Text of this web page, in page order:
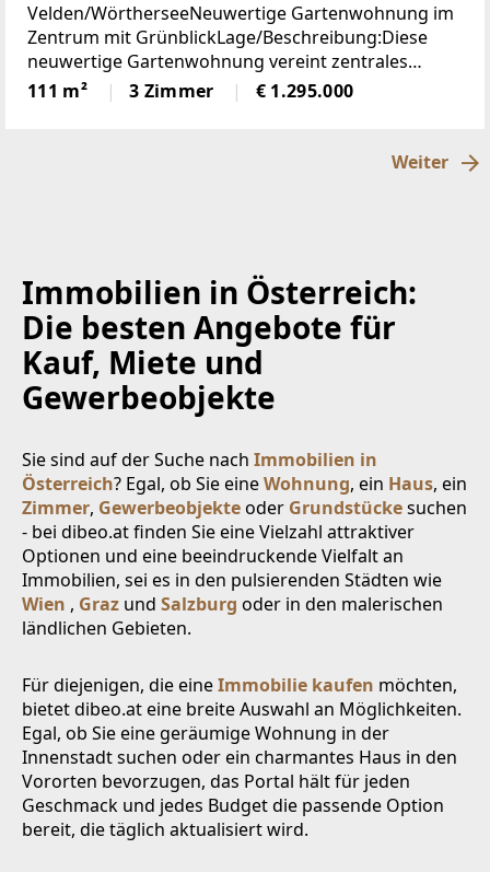
Velden/WörtherseeNeuwertige Gartenwohnung im
Zentrum mit GrünblickLage/Beschreibung:Diese
neuwertige Gartenwohnung vereint zentrales
Wohnen mit einer außergewöhnlich ruhigen Lage
im Herzen von Velden am Wörthersee. Sämtliche
111 m² 3 Zimmer € 1.295.000
Weiter
Immobilien in Österreich:
Die besten Angebote für
Kauf, Miete und
Gewerbeobjekte
Sie sind auf der Suche nach Immobilien in
Österreich? Egal, ob Sie eineWohnung, ein Haus, ein
Zimmer, Gewerbeobjekteoder Grundstückesuchen
- bei dibeo.at finden Sie eine Vielzahl attraktiver
Optionen und eine beeindruckende Vielfalt an
Immobilien, sei es in den pulsierenden Städten wie
Wien , Graz und Salzburg oder in den malerischen
ländlichen Gebieten.
Für diejenigen, die eineImmobilie kaufen möchten,
bietet dibeo.at eine breite Auswahl an Möglichkeiten.
Egal, ob Sie eine geräumige Wohnung in der
Innenstadt suchen oder ein charmantes Haus in den
Vororten bevorzugen, das Portal hält für jeden
Geschmack und jedes Budget die passende Option
bereit, die täglich aktualisiert wird.